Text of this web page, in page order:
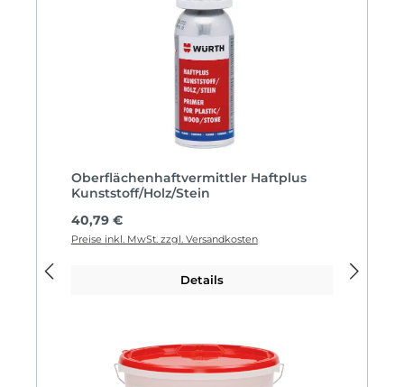
Oberflächenhaftvermittler Haftplus
Kunststoff/Holz/Stein
Regulärer Preis:
40,79 €
Preise inkl. MwSt. zzgl. Versandkosten
Details